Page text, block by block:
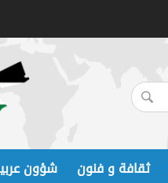
ثقافة و فنون شؤون